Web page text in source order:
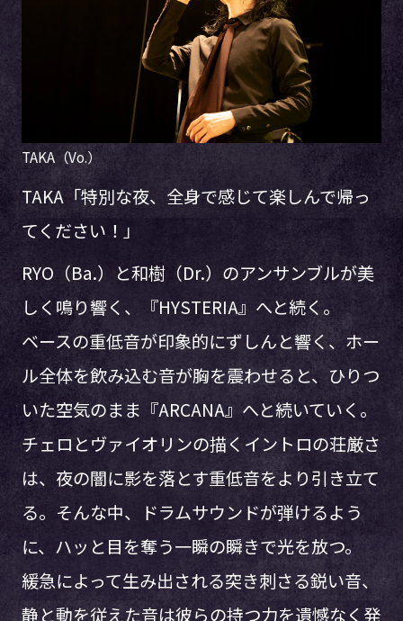
TAKA（Vo.）
TAKA「特別な夜、全身で感じて楽しんで帰っ
てください！」
RYO（Ba.）と和樹（Dr.）のアンサンブルが美
しく鳴り響く、『HYSTERIA』へと続く。
ベースの重低音が印象的にずしんと響く、ホー
ル全体を飲み込む音が胸を震わせると、ひりつ
いた空気のまま『ARCANA』へと続いていく。
チェロとヴァイオリンの描くイントロの荘厳さ
は、夜の闇に影を落とす重低音をより引き立て
る。そんな中、ドラムサウンドが弾けるよう
に、ハッと目を奪う一瞬の瞬きで光を放つ。
緩急によって生み出される突き刺さる鋭い音、
静と動を従えた音は彼らの持つ力を遺憾なく発